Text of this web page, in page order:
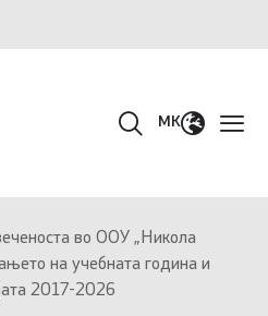
MK
во ООУ „Никола
на учебната година и
2017-2026